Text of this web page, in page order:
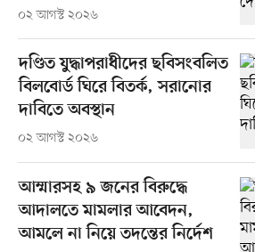
০২ আগস্ট ২০২৬
দণ্ডিত যুদ্ধাপরাধীদের ছবিসংবলিত
বিলবোর্ড ঘিরে বিতর্ক, সরানোর
দাবিতে অবস্থান
০২ আগস্ট ২০২৬
আম্মারসহ ৯ জনের বিরুদ্ধে
আদালতে মামলার আবেদন,
আমলে না নিয়ে তদন্তের নির্দেশ